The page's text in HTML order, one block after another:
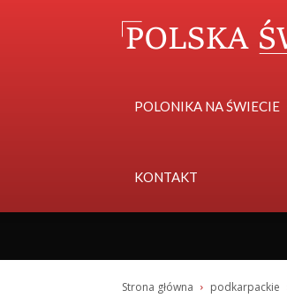
POLONIKA NA ŚWIECIE
KONTAKT
Strona główna podkarpackie